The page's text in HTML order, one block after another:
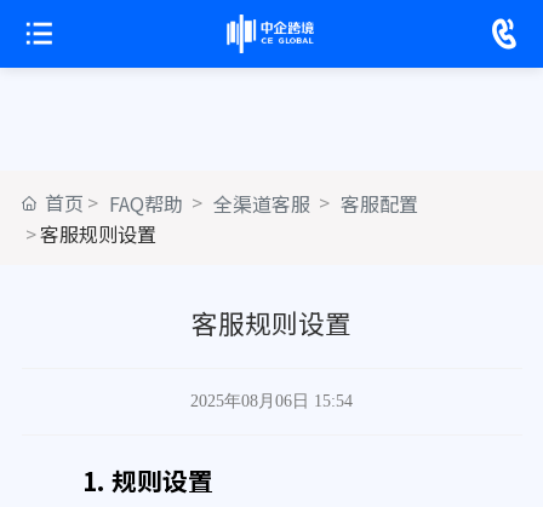
首页 FAQ帮助 全渠道客服
客服配置
客服规则设置
客服规则设置
2025年08月06日 15:54
1. 规则设置